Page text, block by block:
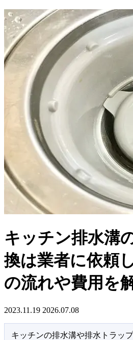
キッチン排水溝
換は業者に依頼
の流れや費用を
2023.11.19 2026.07.08
キッチンの排水溝や排水トラッ